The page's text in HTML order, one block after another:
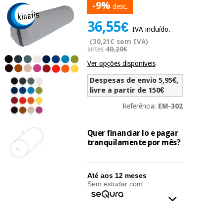
Novidades
Ofertas
Outlet
Academy
Medicina
tradicional
chinesa
Mobiliário
clínico
Gabinetes
terapêuticos
Material de
proteção
essencial
para
Novidades
Ofertas
Material
médico
sanitário
Medicina
tradicional
chinesa
clínico
-9% desc.
36,55€ IVA incluído.
(30,21€ sem IVA)
antes40,20€
Ver opções disponiveis
Despesas de envio 5,95€,
livre a partir de 150€
Referência: EM-302
Quer financiar lo e pagar
tranquilamente por mês?
Até aos 12 meses
Sem estudar com